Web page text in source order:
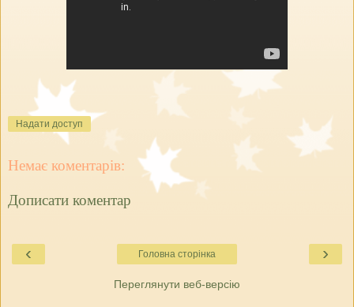
Надати доступ
Немає коментарів:
Дописати коментар
‹ ›
Головна сторінка
Переглянути веб-версію